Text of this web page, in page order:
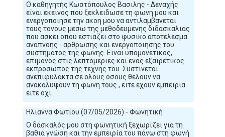
Ο καθηγητής Κωστόπουλος Βασιλης - Δεναχής
είναι εκεινος που ξεκλειδωσε τη φωνη μου και
ενεργοποιησε την ακοη μου να αντιλαμβανεται
τους τονους μεσω της μεθοδευμενης διδασκαλιας
που ασκει οπου εστιαζει στο φυσικο αποτελεσμα
αναπνοης - αρθρωσης και ενεργοποιησης του
συστηματος της φωνης. Ειναι υπομονετικος,
επιμονος στις λεπτομεριες και ενας εξαιρετικος
εκπροσωπος της τεχνης του. Συστινεται
ανεπιφυλακτα σε ολους οσους θελουν να
ανακαλυψουν τη φωνη τους , ειτε εχουν εμπειρια
ειτε οχι.
Ηλιαννα Φωτίου (07/05/2026) - Φωνητική
Ο δάσκαλός μου στη φωνητική ξεχωρίζει για τη
βαθιά γνώση και την εμπειρία του πάνω στη φωνή